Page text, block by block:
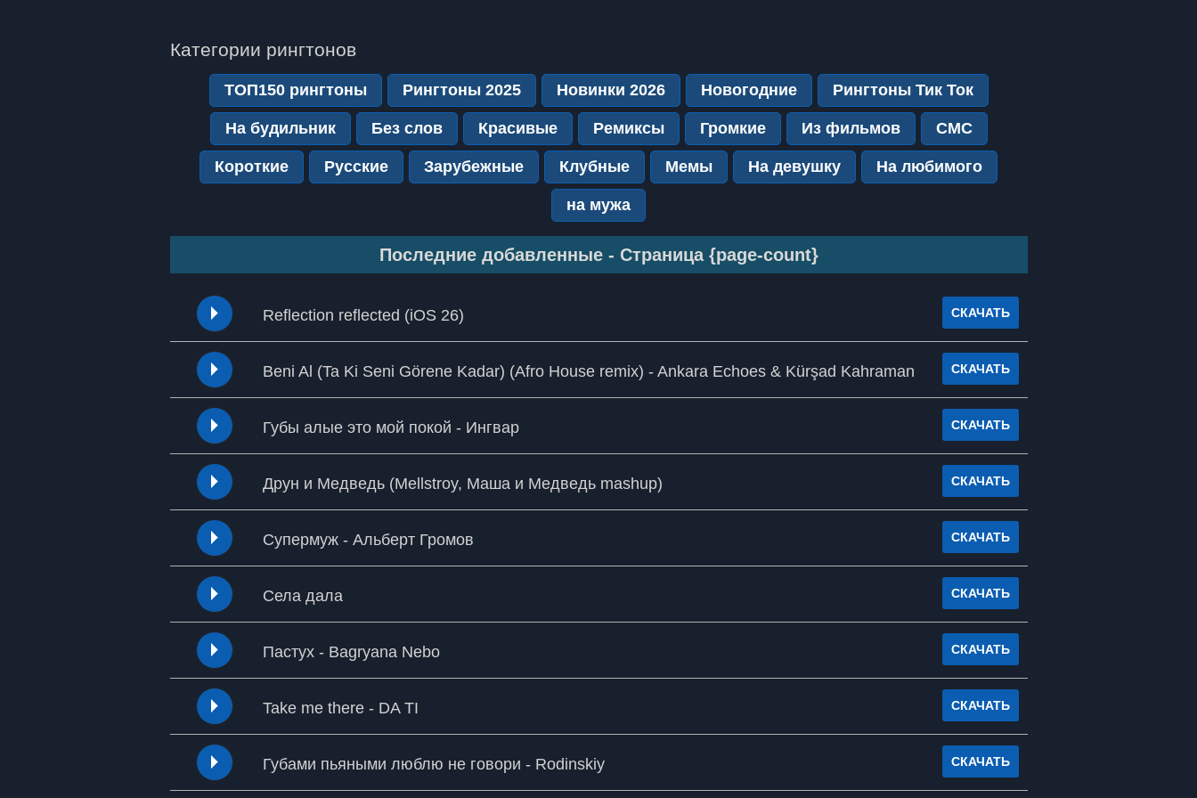
Категории рингтонов
ТОП150 рингтоны Рингтоны 2025 Новинки 2026 Новогодние Рингтоны Тик Ток
На будильник Без слов Красивые Ремиксы Громкие Из фильмов СМС
Короткие Русские Зарубежные Клубные Мемы На девушку На любимого
на мужа
Последние добавленные - Страница {page-count}
Reflection reflected (iOS 26) СКАЧАТЬ
Beni Al (Ta Ki Seni Görene Kadar) (Afro House remix) - Ankara Echoes & Kürşad Kahraman СКАЧАТЬ
Губы алые это мой покой - Ингвар СКАЧАТЬ
Друн и Медведь (Mellstroy, Маша и Медведь mashup) СКАЧАТЬ
Супермуж - Альберт Громов СКАЧАТЬ
Села дала СКАЧАТЬ
Пастух - Bagryana Nebo СКАЧАТЬ
Take me there - DA TI СКАЧАТЬ
Губами пьяными люблю не говори - Rodinskiy СКАЧАТЬ